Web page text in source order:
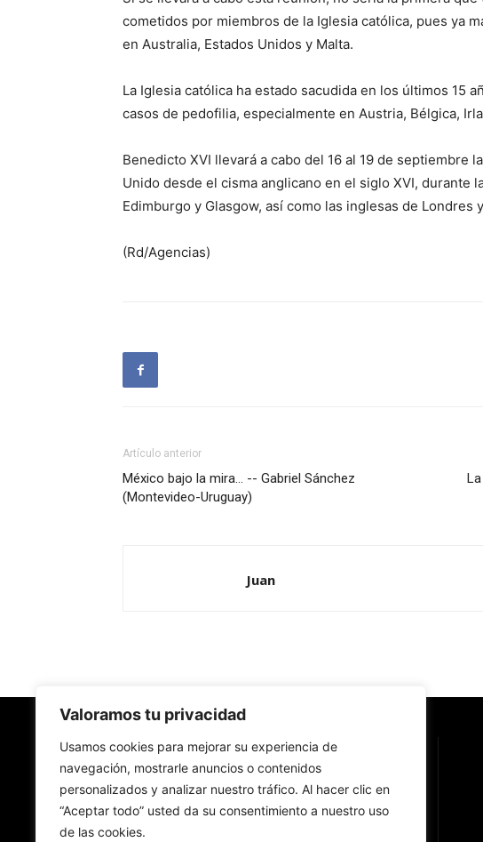
Valoramos tu privacidad
Usamos cookies para mejorar su experiencia de
navegación, mostrarle anuncios o contenidos
personalizados y analizar nuestro tráfico. Al hacer clic en
“Aceptar todo” usted da su consentimiento a nuestro uso
de las cookies.
cometidos por miembros de la Iglesia católica, pues ya
en Australia, Estados Unidos y Malta.
La Iglesia católica ha estado sacudida en los últimos 15
casos de pedofilia, especialmente en Austria, Bélgica,
Benedicto XVI llevará a cabo del 16 al 19 de septiembre
Unido desde el cisma anglicano en el siglo XVI, durante
Edimburgo y Glasgow, así como las inglesas de Londres
(Rd/Agencias)
Artículo anterior
México bajo la mira… -- Gabriel Sánchez
(Montevideo-Uruguay)
Juan
Redes Cristianas
Una mirada alternativa sobre la Iglesia católica y la
- Colectivos de Redes Cristianas